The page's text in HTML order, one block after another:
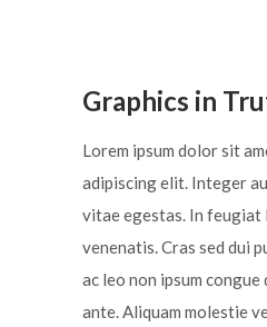
Graphics in
Lorem ipsum dolor sit
adipiscing elit. Integer
vitae egestas. In feugiat
venenatis. Cras sed dui
ac leo non ipsum congue
ante. Aliquam molestie